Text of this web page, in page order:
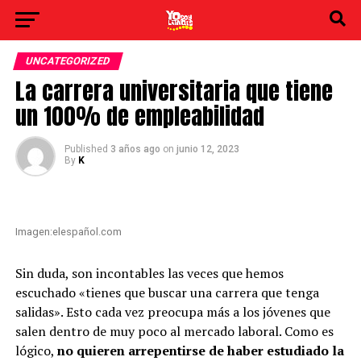
UNCATEGORIZED
La carrera universitaria que tiene
un 100% de empleabilidad
Published 3 años ago on junio 12, 2023
By K
Imagen:elespañol.com
Sin duda, son incontables las veces que hemos
escuchado «tienes que buscar una carrera que tenga
salidas». Esto cada vez preocupa más a los jóvenes que
salen dentro de muy poco al mercado laboral. Como es
lógico, no quieren arrepentirse de haber estudiado la